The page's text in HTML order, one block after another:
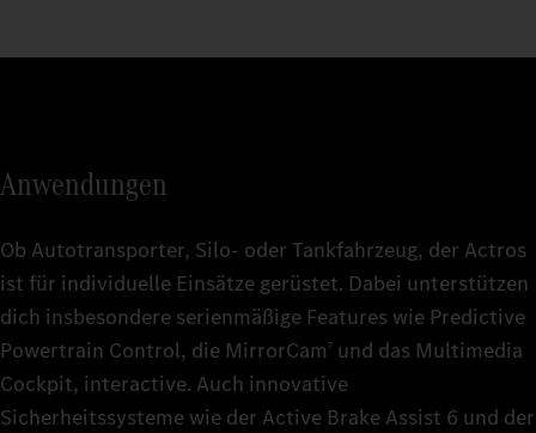
Anwendungen
Ob Autotransporter, Silo- oder Tankfahrzeug, der Actros
ist für individuelle Einsätze gerüstet. Dabei unterstützen
dich insbesondere serienmäßige Features wie Predictive
Powertrain Control, die MirrorCam7 und das Multimedia
Cockpit, interactive. Auch innovative
Sicherheitssysteme wie der Active Brake Assist 6 und der